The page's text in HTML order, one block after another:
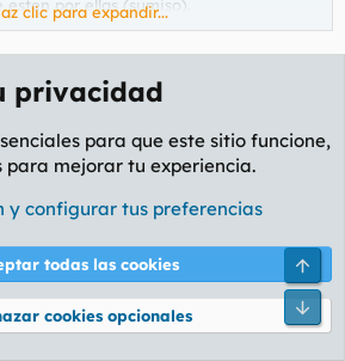
por ellas (sumiso).
clic para expandir...
Querrian que "estuviera por
final se han de conformar con un
gustaria follarnos al pibón y al final
Editado cobardemente:
Imbécil
privacidad
para que este sitio funcione,
para mejorar tu experiencia.
y configurar tus preferencias
todas las cookies
cookies opcionales
Pie